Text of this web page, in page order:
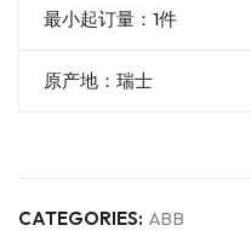
最小起订量：1件
原产地：瑞士
CATEGORIES: ABB